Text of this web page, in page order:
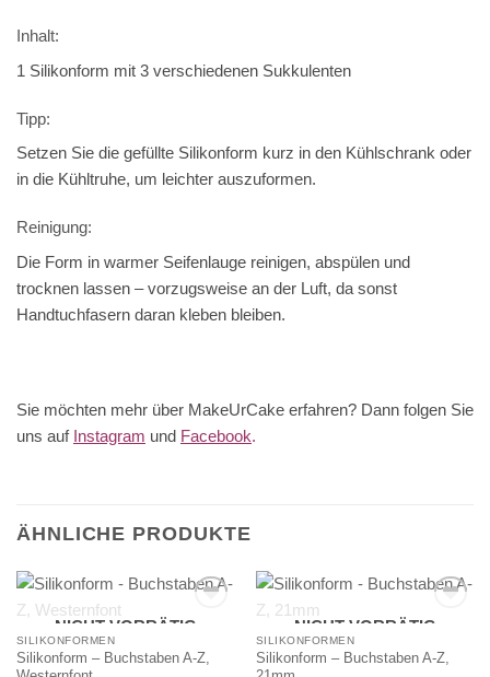
Inhalt:
1 Silikonform mit 3 verschiedenen Sukkulenten
Tipp:
Setzen Sie die gefüllte Silikonform kurz in den Kühlschrank oder
in die Kühltruhe, um leichter auszuformen.
Reinigung:
Die Form in warmer Seifenlauge reinigen, abspülen und
trocknen lassen – vorzugsweise an der Luft, da sonst
Handtuchfasern daran kleben bleiben.
Sie möchten mehr über MakeUrCake erfahren? Dann folgen Sie
uns auf Instagram und Facebook.
ÄHNLICHE PRODUKTE
NICHT VORRÄTIG
SILIKONFORMEN
Silikonform – Buchstaben A-Z,
NICHT VORRÄTIG
SILIKONFORMEN
Silikonform – Buchstaben A-Z,